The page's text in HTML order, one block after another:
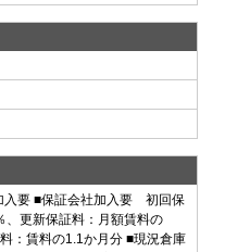
入要 ■保証会社加入要 初回保
、更新保証料：月額賃料の
：賃料の1.1か月分 ■現況倉庫